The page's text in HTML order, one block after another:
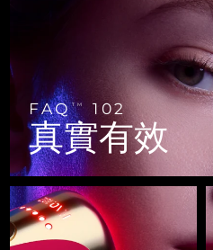
FAQTM 102
真實有效
LUNA™ 4
For travel or
LUNA™護膚
Premium
LUNA™ 設備
All facial
BEAR™ 設備
All premium
UFO™ 3 go
Portable red
面膜
Rejuvenation &
UFO™ 設備
All deep facial
issa™ 4
For ages 0-3
issa™
Dual LED +
ISSA™ 設備
All silicone
FAQ™ 102
Advanced
FAQ™ 103
Luxurious
FAQ™ P1
Manuka honey
FAQ™ 202
FAQ™ 211
Anti-aging
FAQ™ 221
Anti-aging
LED hair
FAQ™ Scalp
Scalp recovery
FAQ™護膚品
All FAQ™
Full-Spectrum
FAQ™ 502
Full-Spectrum
FAQ™ Red
保健品
專業治療
捷克
丹麥
愛沙尼亞
芬蘭